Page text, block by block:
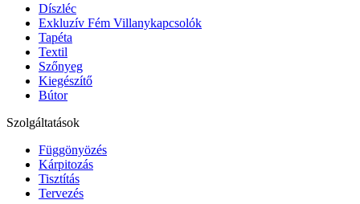
Díszléc
Exkluzív Fém Villanykapcsolók
Tapéta
Textil
Szőnyeg
Kiegészítő
Bútor
Szolgáltatások
Függönyözés
Kárpitozás
Tisztítás
Tervezés